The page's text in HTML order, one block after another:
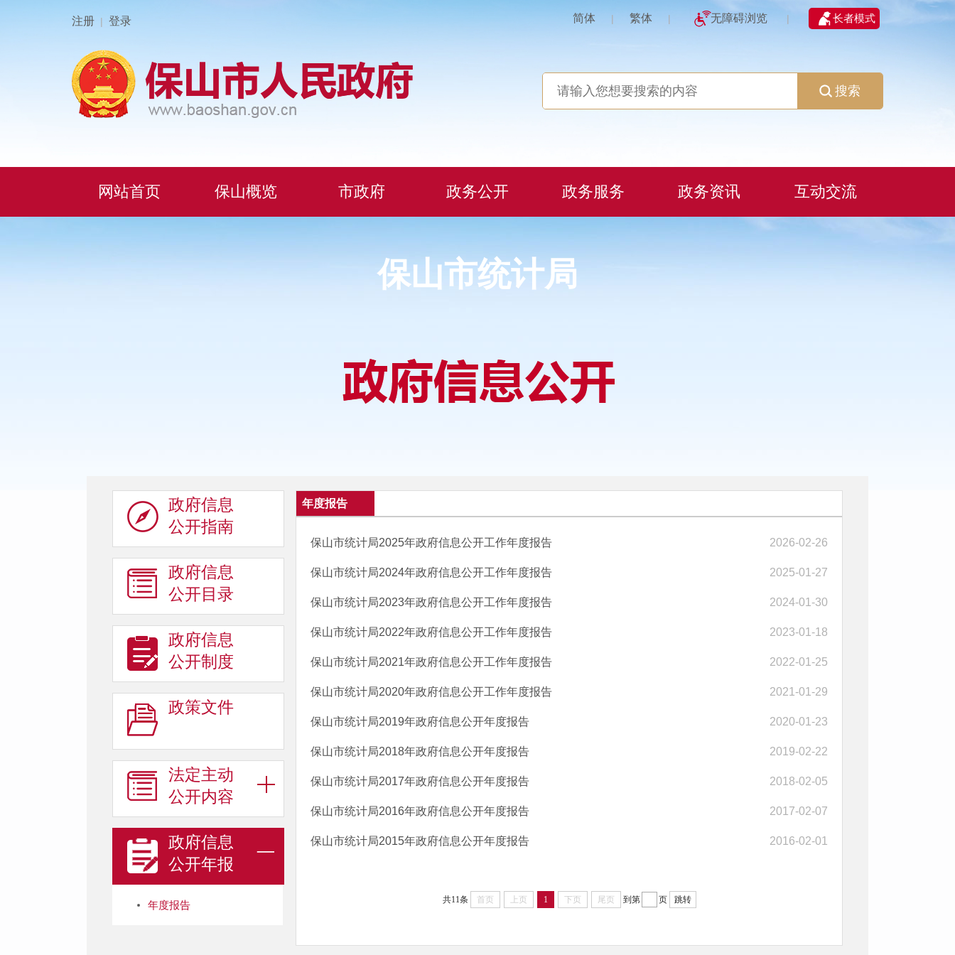
注册 | 登录 简体 | 繁体 | 无障碍浏览 | 长者模式
搜索
网站首页 保山概览 市政府 政务公开 政务服务 政务资讯 互动交流
保山市统计局
政府信息
公开指南
政府信息
公开目录
政府信息
公开制度
政策文件
法定主动
公开内容
政府信息
公开年报
年度报告
年度报告
保山市统计局2025年政府信息公开工作年度报告 2026-02-26
保山市统计局2024年政府信息公开工作年度报告 2025-01-27
保山市统计局2023年政府信息公开工作年度报告 2024-01-30
保山市统计局2022年政府信息公开工作年度报告 2023-01-18
保山市统计局2021年政府信息公开工作年度报告 2022-01-25
保山市统计局2020年政府信息公开工作年度报告 2021-01-29
保山市统计局2019年政府信息公开年度报告 2020-01-23
保山市统计局2018年政府信息公开年度报告 2019-02-22
保山市统计局2017年政府信息公开年度报告 2018-02-05
保山市统计局2016年政府信息公开年度报告 2017-02-07
保山市统计局2015年政府信息公开年度报告 2016-02-01
共11条 首页 上页 1 下页 尾页 到第 页 跳转